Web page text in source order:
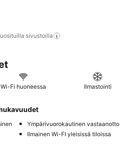
sivustoilla
Wi-Fi huoneessa Ilmastointi
Ympärivuorokautinen vastaanotto
Ilmainen Wi-FI yleisissä tiloissa